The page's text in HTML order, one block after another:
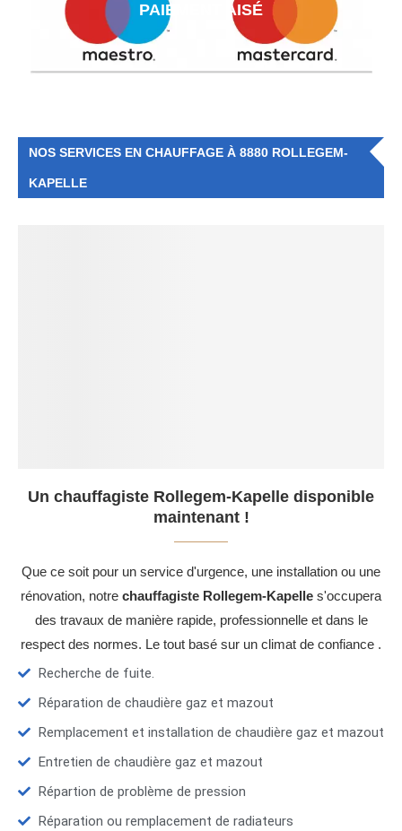
PAIEMENT AISÉ
NOS SERVICES EN CHAUFFAGE À 8880 ROLLEGEM-
KAPELLE
Un chauffagiste Rollegem-Kapelle disponible
maintenant !
Que ce soit pour un service d'urgence, une installation ou une
rénovation, notre chauffagiste Rollegem-Kapelle s'occupera
des travaux de manière rapide, professionnelle et dans le
respect des normes. Le tout basé sur un climat de confiance .
Recherche de fuite.
Réparation de chaudière gaz et mazout
Remplacement et installation de chaudière gaz et mazout
Entretien de chaudière gaz et mazout
Répartion de problème de pression
Réparation ou remplacement de radiateurs